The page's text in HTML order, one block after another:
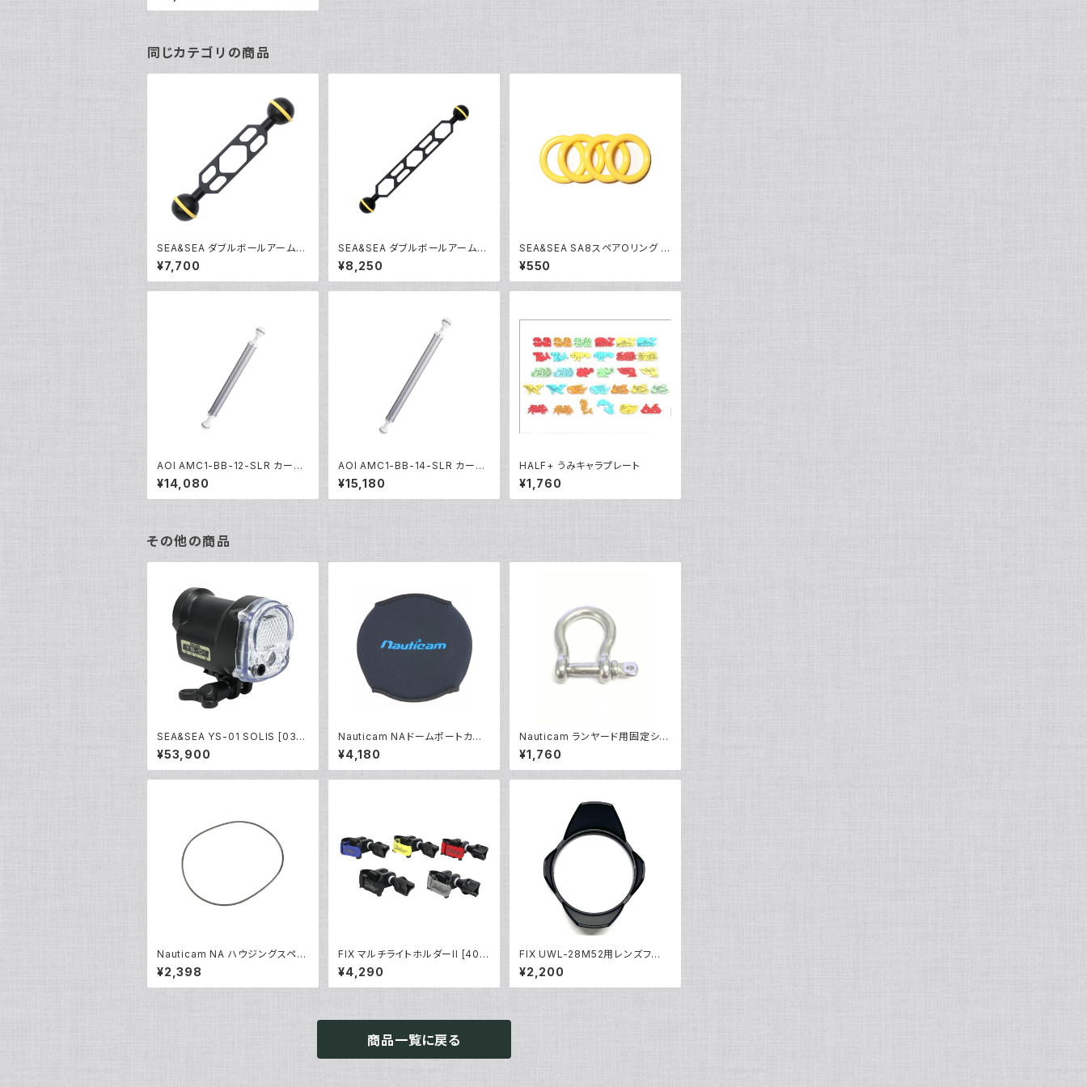
同じカテゴリの商品
SEA&SEA ダブルボールアームS
[22112]
¥7,700
SEA&SEA ダブルボールアームM
[22113]
¥8,250
SEA&SEA SA8スペアOリング イ
エロー [62170]
¥550
AOI AMC1-BB-12-SLR カーボ
ンアーム01-300M [40427]
¥14,080
AOI AMC1-BB-14-SLR カーボ
ンアーム01-350M [40428]
¥15,180
HALF+ うみキャラプレート
¥1,760
その他の商品
SEA&SEA YS-01 SOLIS [0312
4]
¥53,900
Nauticam NAドームポートカバ
ー140 [21068]
¥4,180
Nauticam ランヤード用固定シャ
ックル [部品]
¥1,760
Nauticam NA ハウジングスペア
Oリング90139 [20865]
¥2,398
FIX マルチライトホルダーII [402
30]
¥4,290
FIX UWL-28M52用レンズフード
[部品]
¥2,200
商品一覧に戻る